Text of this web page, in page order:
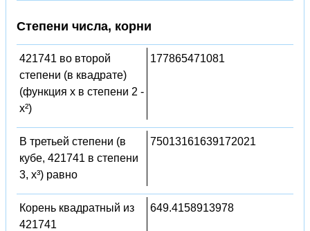
Степени числа, корни
421741 во второй
степени (в квадрате)
(функция x в степени 2 -
x²)
177865471081
В третьей степени (в
кубе, 421741 в степени
3, x³) равно
75013161639172021
Корень квадратный из
421741
649.4158913978